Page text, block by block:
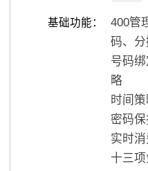
基础功能：
400管
码、
号码
略
时间策
密码保
实时
十三项